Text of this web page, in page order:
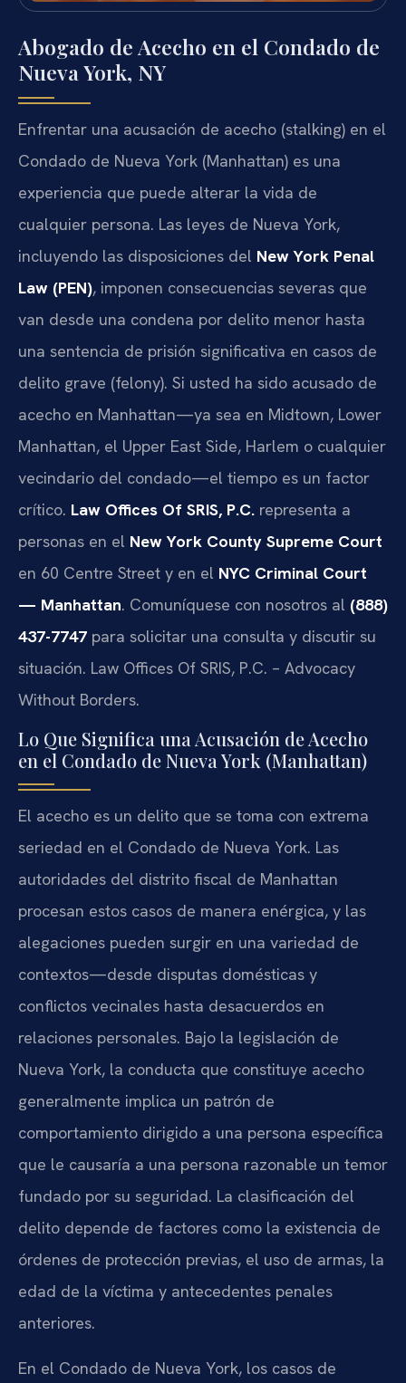
Abogado de Acecho en el Condado de
Nueva York, NY
Enfrentar una acusación de acecho (stalking) en el
Condado de Nueva York (Manhattan) es una
experiencia que puede alterar la vida de
cualquier persona. Las leyes de Nueva York,
incluyendo las disposiciones del New York Penal
Law (PEN), imponen consecuencias severas que
van desde una condena por delito menor hasta
una sentencia de prisión significativa en casos de
delito grave (felony). Si usted ha sido acusado de
acecho en Manhattan—ya sea en Midtown, Lower
Manhattan, el Upper East Side, Harlem o cualquier
vecindario del condado—el tiempo es un factor
crítico. Law Offices Of SRIS, P.C. representa a
personas en el New York County Supreme Court
en 60 Centre Street y en el NYC Criminal Court
— Manhattan. Comuníquese con nosotros al (888)
437-7747 para solicitar una consulta y discutir su
situación. Law Offices Of SRIS, P.C. – Advocacy
Without Borders.
Lo Que Significa una Acusación de Acecho
en el Condado de Nueva York (Manhattan)
El acecho es un delito que se toma con extrema
seriedad en el Condado de Nueva York. Las
autoridades del distrito fiscal de Manhattan
procesan estos casos de manera enérgica, y las
alegaciones pueden surgir en una variedad de
contextos—desde disputas domésticas y
conflictos vecinales hasta desacuerdos en
relaciones personales. Bajo la legislación de
Nueva York, la conducta que constituye acecho
generalmente implica un patrón de
comportamiento dirigido a una persona específica
que le causaría a una persona razonable un temor
fundado por su seguridad. La clasificación del
delito depende de factores como la existencia de
órdenes de protección previas, el uso de armas, la
edad de la víctima y antecedentes penales
anteriores.
En el Condado de Nueva York, los casos de